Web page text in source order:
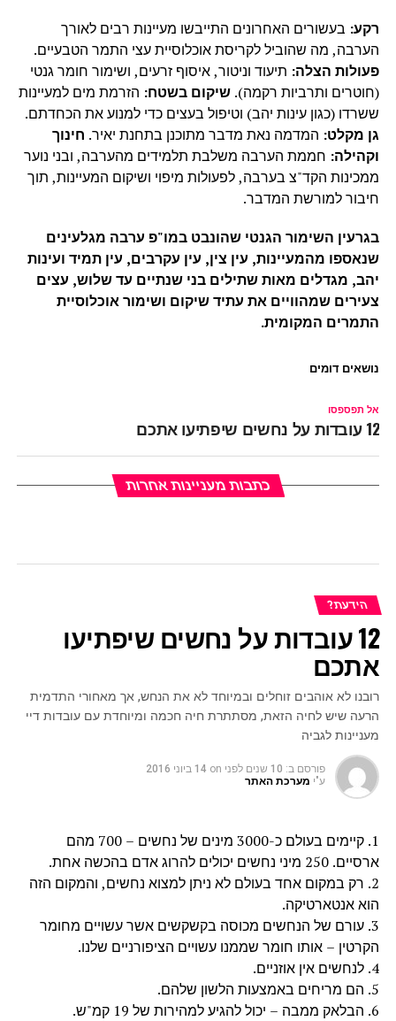
רקע: בעשורים האחרונים התייבשו מעיינות רבים לאורך
הערבה, מה שהוביל לקריסת אוכלוסיית עצי התמר הטבעיים.
פעולות הצלה: תיעוד וניטור, איסוף זרעים, ושימור חומר גנטי
(חוטרים ותרביות רקמה). שיקום בשטח: הזרמת מים למעיינות
ששרדו (כגון עינות יהב) וטיפול בעצים כדי למנוע את הכחדתם.
גן מקלט: המדמה נאת מדבר מתוכנן בתחנת יאיר. חינוך
וקהילה: חממת הערבה משלבת תלמידים מהערבה, ובני נוער
ממכינות הקד"צ בערבה, לפעולות מיפוי ושיקום המעיינות, תוך
חיבור למורשת המדבר.
בגרעין השימור הגנטי שהונבט במו"פ ערבה מגלעינים
שנאספו מהמעיינות, עין צין, עין עקרבים, עין תמיד ועינות
יהב, מגדלים מאות שתילים בני שנתיים עד שלוש, עצים
צעירים שמהוויים את עתיד שיקום ושימור אוכלוסיית
התמרים המקומית.
נושאים דומים
אל תפספסו
12 עובדות על נחשים שיפתיעו אתכם
כתבות מעניינות אחרות
הידעת?
12 עובדות על נחשים שיפתיעו
אתכם
רובנו לא אוהבים זוחלים ובמיוחד לא את הנחש, אך מאחורי התדמית
הרעה שיש לחיה הזאת, מסתתרת חיה חכמה ומיוחדת עם עובדות דיי
מעניינות לגביה
פורסם ב: 10 שנים לפני on 14 ביוני 2016
ע"י מערכת האתר
1. קיימים בעולם כ-3000 מינים של נחשים – 700 מהם
ארסיים. 250 מיני נחשים יכולים להרוג אדם בהכשה אחת.
2. רק במקום אחד בעולם לא ניתן למצוא נחשים, והמקום הזה
הוא אנטארטיקה.
3. עורם של הנחשים מכוסה בקשקשים אשר עשויים מחומר
הקרטין – אותו חומר שממנו עשויים הציפורניים שלנו.
4. לנחשים אין אוזניים.
5. הם מריחים באמצעות הלשון שלהם.
6. הבלאק ממבה – יכול להגיע למהירות של 19 קמ"ש.